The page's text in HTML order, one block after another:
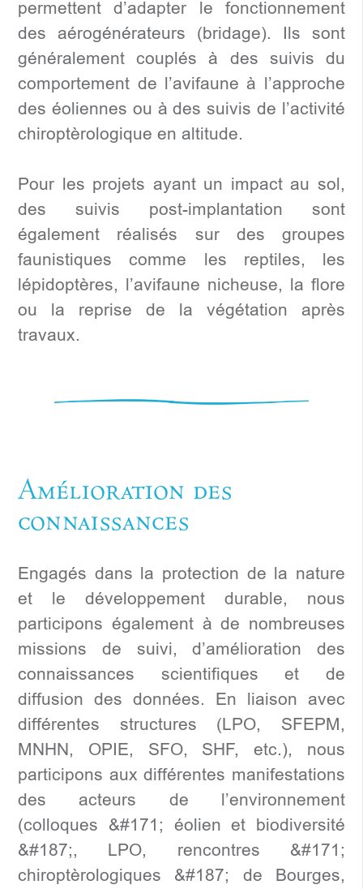
permettent d’adapter le fonctionnement
des aérogénérateurs (bridage). Ils sont
généralement couplés à des suivis du
comportement de l’avifaune à l’approche
des éoliennes ou à des suivis de l’activité
chiroptèrologique en altitude.
Pour les projets ayant un impact au sol,
des suivis post-implantation sont
également réalisés sur des groupes
faunistiques comme les reptiles, les
lépidoptères, l’avifaune nicheuse, la flore
ou la reprise de la végétation après
travaux.
Amélioration des
connaissances
Engagés dans la protection de la nature
et le développement durable, nous
participons également à de nombreuses
missions de suivi, d’amélioration des
connaissances scientifiques et de
diffusion des données. En liaison avec
différentes structures (LPO, SFEPM,
MNHN, OPIE, SFO, SHF, etc.), nous
participons aux différentes manifestations
des acteurs de l’environnement
(colloques &#171; éolien et biodiversité
&#187;, LPO, rencontres &#171;
chiroptèrologiques &#187; de Bourges,